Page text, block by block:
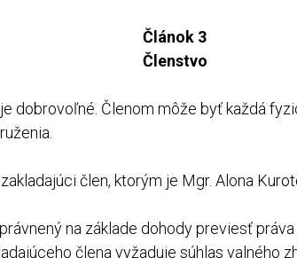
Článok 3
Členstvo
dobrovoľné. Členom môže byť každá
člen, ktorým je Mgr. Alona
na základe dohody previesť
člena vyžaduje súhlas valného